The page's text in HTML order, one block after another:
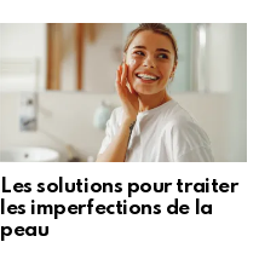
Les solutions pour traiter
les imperfections de la
peau